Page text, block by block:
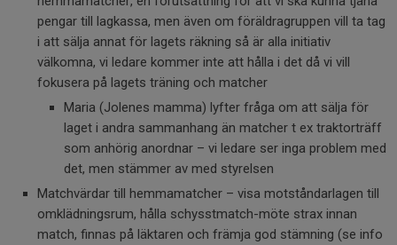
pengar till lagkassa, men även om föräldragruppen vill ta tag
i att sälja annat för lagets räkning så är alla initiativ
välkomna, vi ledare kommer inte att hålla i det då vi vill
fokusera på lagets träning och matcher
Maria (Jolenes mamma) lyfter fråga om att sälja för
laget i andra sammanhang än matcher t ex traktorträff
som anhörig anordnar – vi ledare ser inga problem med
det, men stämmer av med styrelsen
Matchvärdar till hemmamatcher – visa motståndarlagen till
omklädningsrum, hålla schysstmatch-möte strax innan
match, finnas på läktaren och främja god stämning (se info